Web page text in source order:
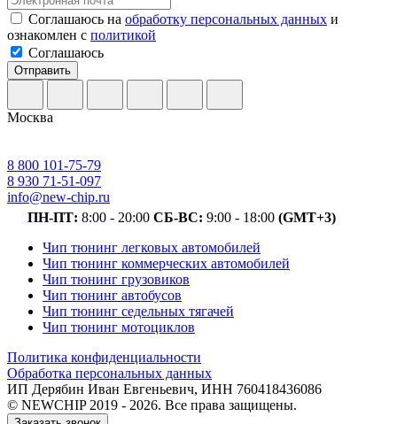
Соглашаюсь на обработку персональных данных и
ознакомлен с политикой
Соглашаюсь
Отправить
Москва
8 800 101-75-79
8 930 71-51-097
info@new-chip.ru
ПН-ПТ: 8:00 - 20:00 СБ-ВС: 9:00 - 18:00 (GMT+3)
Чип тюнинг легковых автомобилей
Чип тюнинг коммерческих автомобилей
Чип тюнинг грузовиков
Чип тюнинг автобусов
Чип тюнинг седельных тягачей
Чип тюнинг мотоциклов
Политика конфиденциальности
Обработка персональных данных
ИП Дерябин Иван Евгеньевич, ИНН 760418436086
© NEWCHIP 2019 - 2026. Все права защищены.